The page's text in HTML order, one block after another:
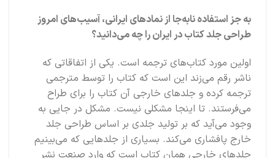
به‌ جز استفاده نابه‌جا از نمادهای ایرانی، آسیب‌های امروز
طراحی جلد کتاب در ایران را چه می‌دانید؟
اولین مورد کتاب‌های ترجمه است. یکی از اتفاقاتی که
ناشر رقم می‌زند این است که کتاب را توسط مترجمی
ترجمه کرده و جلدهای خارجی آن کتاب را برای طراح
می‌فرستند. تا اینجا مشکلی نیست. مشکل در جایی به
وجود می‌آید که بر تولید جلدی بر اساس طراحی جلد
خارج پافشاری می‌کند. بسیاری از جلدهایی که می‌بینیم
جلدهای خارجی همان کتاب است که وارد صنعت نشر